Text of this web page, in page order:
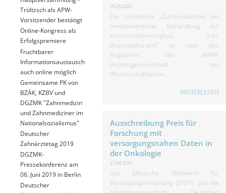
Tröltzsch als APW-
Vorsitzender bestätigt
Online-Kongress als
Erfolgspremiere
Fruchtbarer
Informationsaustausch
auch online möglich
Gemeinsame PK von
BZÄK, KZBV und
DGZMK "Zahnmedizin
und Zahnmediziner im
Nationalsozialismus"
Deutscher
Zahnärztetag 2019
DGZMK-
Pressekonferenz am
06. Juni 2019 in Berlin
Deutscher
05.05.2026
Die S3-Leitlinie „Zahnimplantate bei
medikamentöser Behandlung mit
Knochenantiresorptiva (inkl.
Bisphosphonate)“ ist nach den
Regularien der AWMF
(Arbeitsgemeinschaft der
Wissenschaftlichen...
WEITERLESEN
Ausschreibung Preis für
Forschung mit
versorgungsnahen Daten in
der Onkologie
27.04.2026
Das Deutsche Netzwerk für
Versorgungsforschung (DNVF) und die